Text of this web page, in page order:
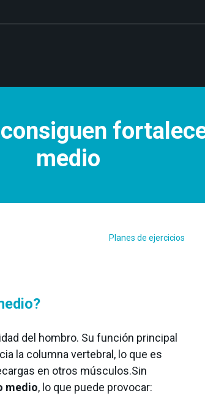
medio
Planes de ejercicios
del hombro. Su función principal
la columna vertebral, lo que es
en otros músculos.Sin
medio, lo que puede provocar: